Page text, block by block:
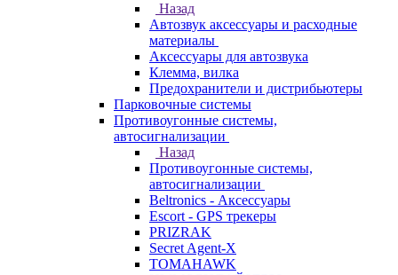
Назад
Автозвук аксессуары и расходные
материалы
Аксессуары для автозвука
Клемма, вилка
Предохранители и дистрибьютеры
Парковочные системы
Противоугонные системы,
автосигнализации
Назад
Противоугонные системы,
автосигнализации
Beltronics - Аксессуары
Escort - GPS трекеры
PRIZRAK
Secret Agent-X
TOMAHAWK